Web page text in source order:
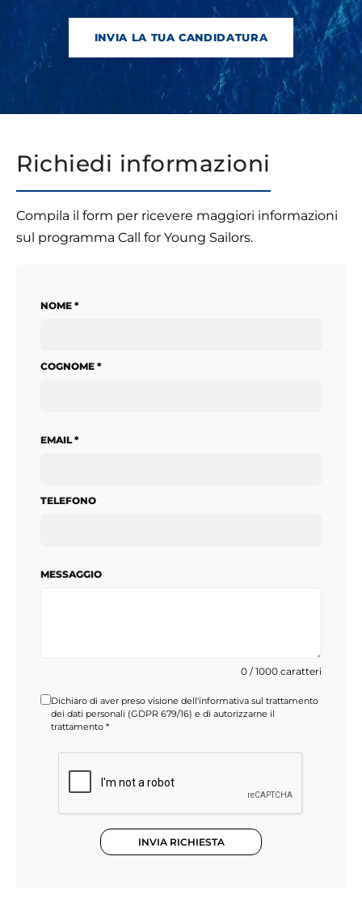
INVIA LA TUA CANDIDATURA
Richiedi informazioni
Compila il form per ricevere maggiori informazioni
sul programma Call for Young Sailors.
NOME *
COGNOME *
EMAIL *
TELEFONO
MESSAGGIO
0 / 1000 caratteri
Dichiaro di aver preso visione dell'informativa sul trattamento
dei dati personali (GDPR 679/16) e di autorizzarne il
trattamento *
INVIA RICHIESTA